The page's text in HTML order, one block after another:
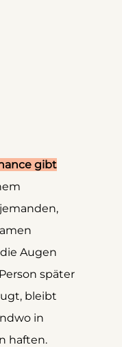
gibt
Augen
später
bleibt
in
haften.